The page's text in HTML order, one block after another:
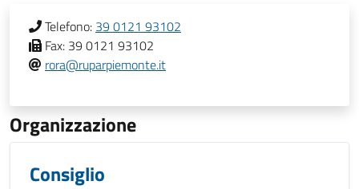
Telefono: 39 0121 93102
Fax: 39 0121 93102
rora@ruparpiemonte.it
Organizzazione
Consiglio